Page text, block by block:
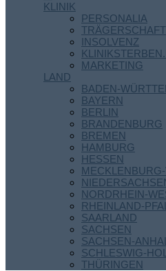
KLINIK
PERSONALIA
TRÄGERSCHAFT
INSOLVENZ
MARKETING
LAND
BADEN-
BAYERN
BERLIN
BRANDENBURG
BREMEN
HAMBURG
HESSEN
NORDRHEIN-
RHEINLAND-
SAARLAND
SACHSEN
SACHSEN-
SCHLESWIG-
THÜRINGEN